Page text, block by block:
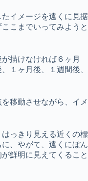
イメージを遠くに見据
こまでいってみようと
描けなければ６ヶ月
１ヶ月後、１週間後、
移動させながら、イメ
っきり見える近くの標
に、やがて、遠くにぼん
鮮明に見えてくること